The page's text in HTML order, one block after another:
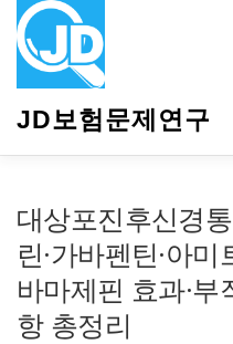
JD보험문제연구
대상포진후신경
린·가바펜틴·아
바마제핀 효과·부
항 총정리